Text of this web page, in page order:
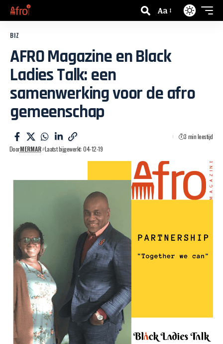
Aa
BIZ
AFRO Magazine en Black
Ladies Talk: een
samenwerking voor de afro
gemeenschap
DoorMERMAR Laatst bijgewerkt: 04-12-19
3 min leestijd